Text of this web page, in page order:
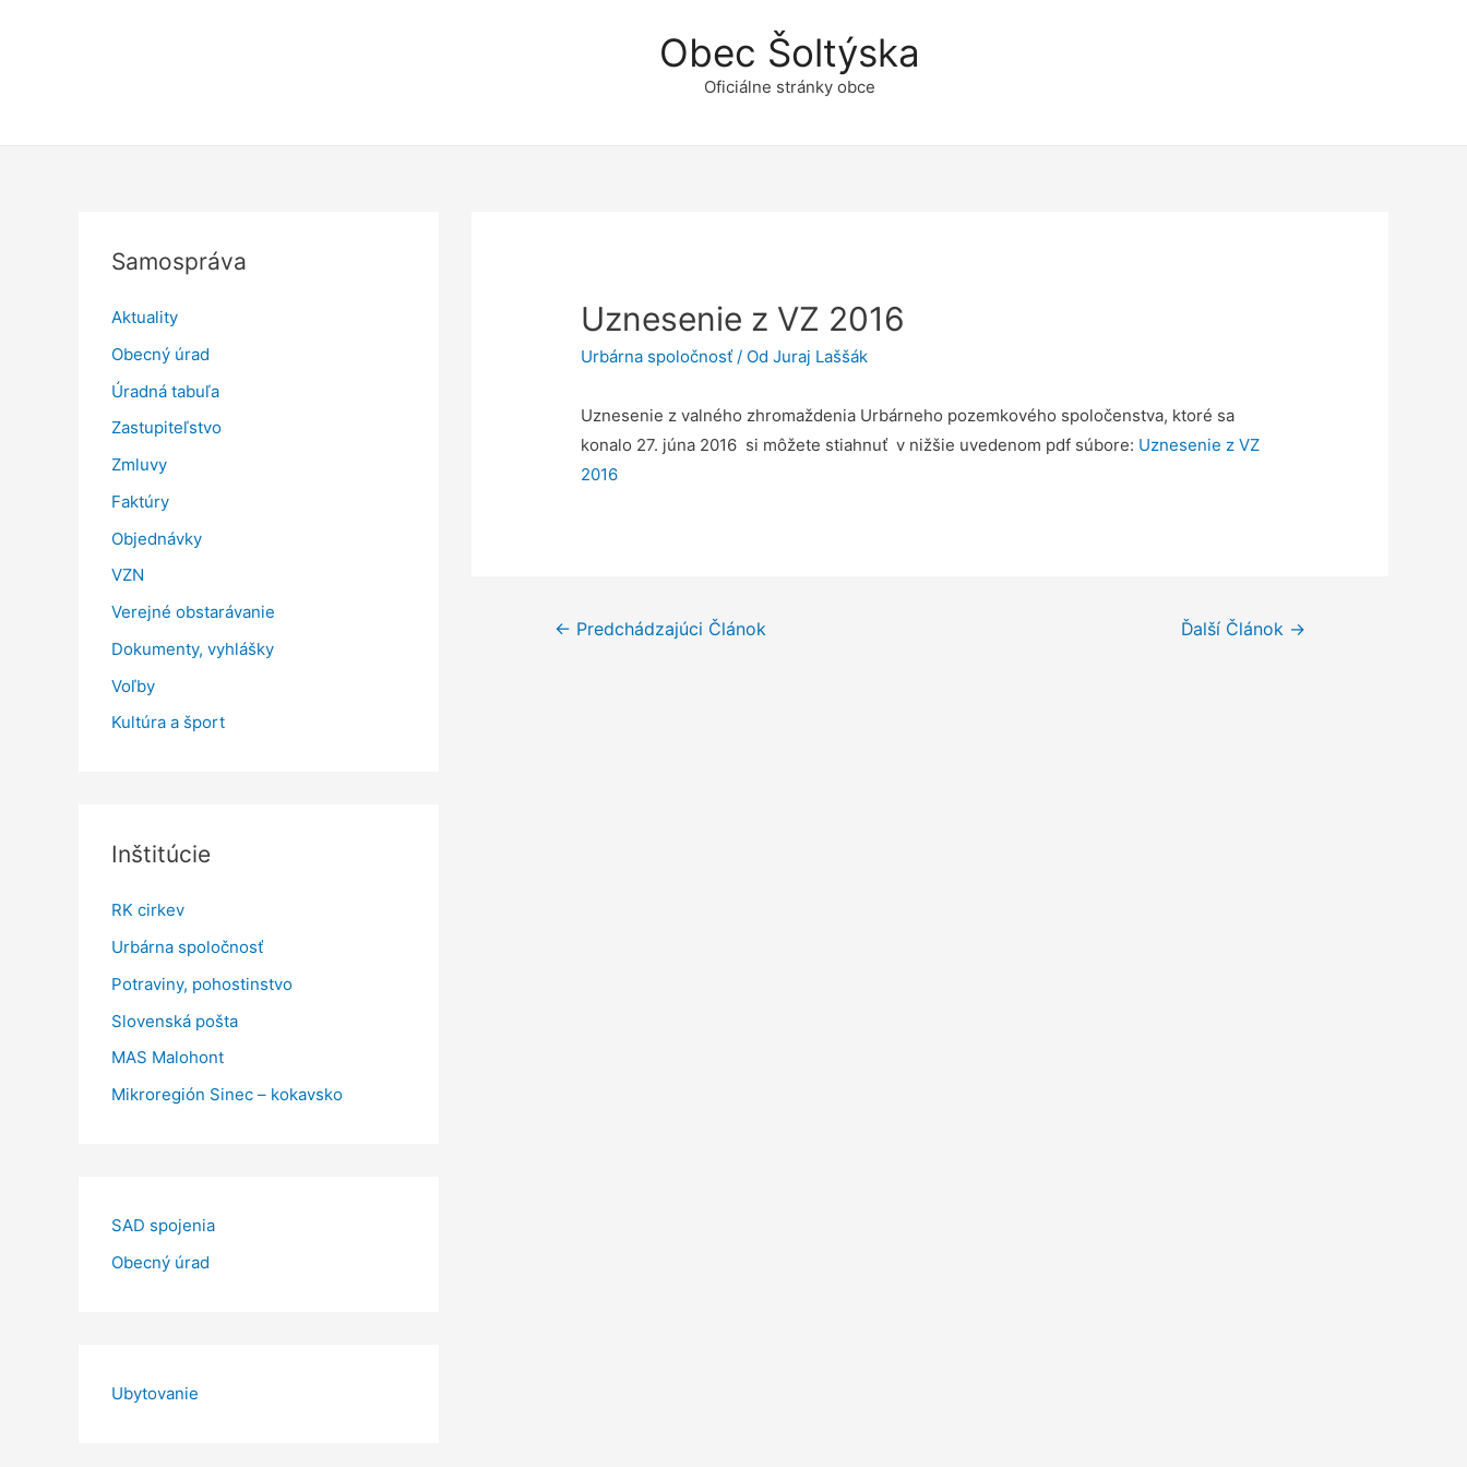
Obec Šoltýska
Oficiálne stránky obce
Samospráva
Aktuality
Obecný úrad
Úradná tabuľa
Zastupiteľstvo
Zmluvy
Faktúry
Objednávky
VZN
Verejné obstarávanie
Dokumenty, vyhlášky
Voľby
Kultúra a šport
Inštitúcie
RK cirkev
Urbárna spoločnosť
Potraviny, pohostinstvo
Slovenská pošta
MAS Malohont
Mikroregión Sinec – kokavsko
SAD spojenia
Obecný úrad
Ubytovanie
Uznesenie z VZ 2016
Urbárna spoločnosť / Od Juraj Laššák
Uznesenie z valného zhromaždenia Urbárneho pozemkového spoločenstva, ktoré sa
konalo 27. júna 2016 si môžete stiahnuť v nižšie uvedenom pdf súbore: Uznesenie z VZ
2016
Navigácia
← Predchádzajúci Článok Ďalší Článok →